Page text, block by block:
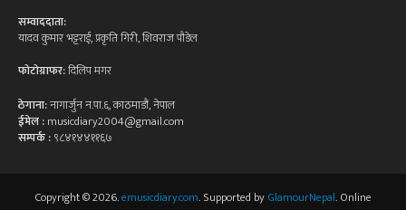
सम्वाददाता:
यादव कुमार भट्टराई, प्रकृति गिरी, शिवराज पौडेल
फोटोग्राफर:दिलिप मगर
ठेगाना:नागार्जुन न.पा.६, काठमाडौं, नेपाल
ईमेल :musicdiary2004@gmail.com
सम्पर्क :९८४१४४११६७
Copyright © 2026.emusicdiary.com. Supported byGlamourNepal. Online